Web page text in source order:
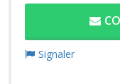
Signaler